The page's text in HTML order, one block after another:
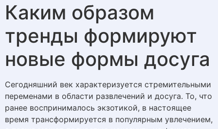
Каким образом
тренды формируют
новые формы досуга
Сегодняшний век характеризуется стремительными
переменами в области развлечений и досуга. То, что
ранее воспринималось экзотикой, в настоящее
время трансформируется в популярным увлечением,